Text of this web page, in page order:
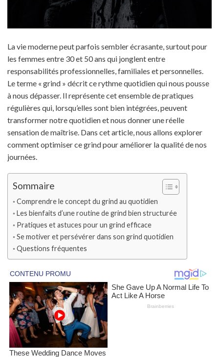
La vie moderne peut parfois sembler écrasante, surtout pour
les femmes entre 30 et 50 ans qui jonglent entre
responsabilités professionnelles, familiales et personnelles.
Le terme « grind » décrit ce rythme quotidien qui nous pousse
à nous dépasser. Il représente cet ensemble de pratiques
régulières qui, lorsqu’elles sont bien intégrées, peuvent
transformer notre quotidien et nous donner une réelle
sensation de maîtrise. Dans cet article, nous allons explorer
comment optimiser ce grind pour améliorer la qualité de nos
journées.
Sommaire
Comprendre le concept du grind au quotidien
Les bienfaits d’une routine de grind bien structurée
Pratiques et astuces pour un grind efficace
Se motiver et persévérer dans son grind quotidien
Questions fréquentes